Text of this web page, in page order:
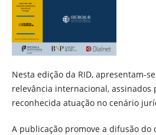
Nesta edição da RID, apresentam-
relevância internacional, assinados
reconhecida atuação no cenário
A publicação promove a difusão